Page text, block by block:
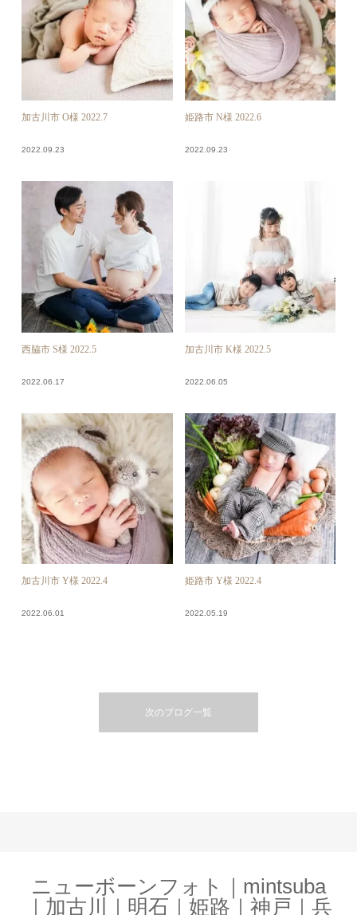
加古川市 O様 2022.7
2022.09.23
姫路市 N様 2022.6
2022.09.23
西脇市 S様 2022.5
2022.06.17
加古川市 K様 2022.5
2022.06.05
加古川市 Y様 2022.4
2022.06.01
姫路市 Y様 2022.4
2022.05.19
次のブログ一覧
ニューボーンフォト｜mintsuba
｜加古川｜明石｜姫路｜神戸｜兵